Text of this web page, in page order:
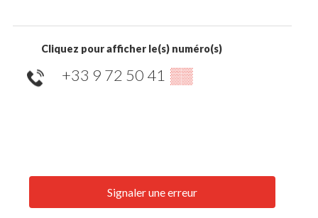
Cliquez pour afficher le(s) numéro(s)
+33 9 72 50 41 ▒▒
Signaler une erreur